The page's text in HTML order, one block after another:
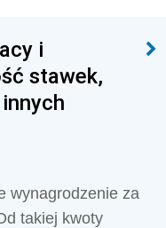
i
stawek,
wynagrodzenie za
takiej kwoty